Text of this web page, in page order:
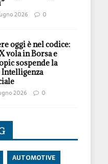
2026 0
oggi è nel codice:
vola in Borsa e
sospende la
Intelligenza
2026 0
AUTOMOTIVE